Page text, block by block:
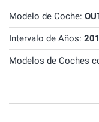
Modelo de Coche:
Intervalo de Años:
Modelos de Coches